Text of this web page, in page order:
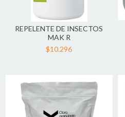
REPELENTE DE INSECTOS
MAK R
$10.296